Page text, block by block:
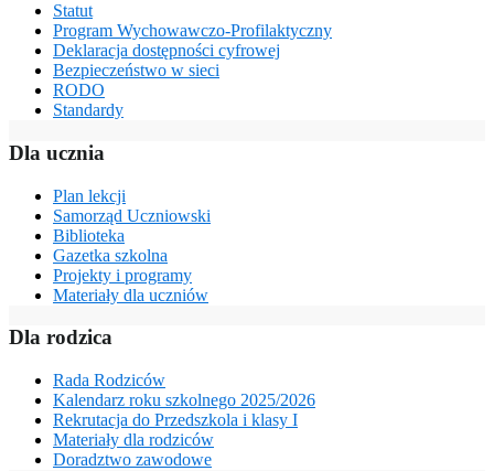
Statut
Program Wychowawczo-Profilaktyczny
Deklaracja dostępności cyfrowej
Bezpieczeństwo w sieci
RODO
Standardy
Dla ucznia
Plan lekcji
Samorząd Uczniowski
Biblioteka
Gazetka szkolna
Projekty i programy
Materiały dla uczniów
Dla rodzica
Rada Rodziców
Kalendarz roku szkolnego 2025/2026
Rekrutacja do Przedszkola i klasy I
Materiały dla rodziców
Doradztwo zawodowe